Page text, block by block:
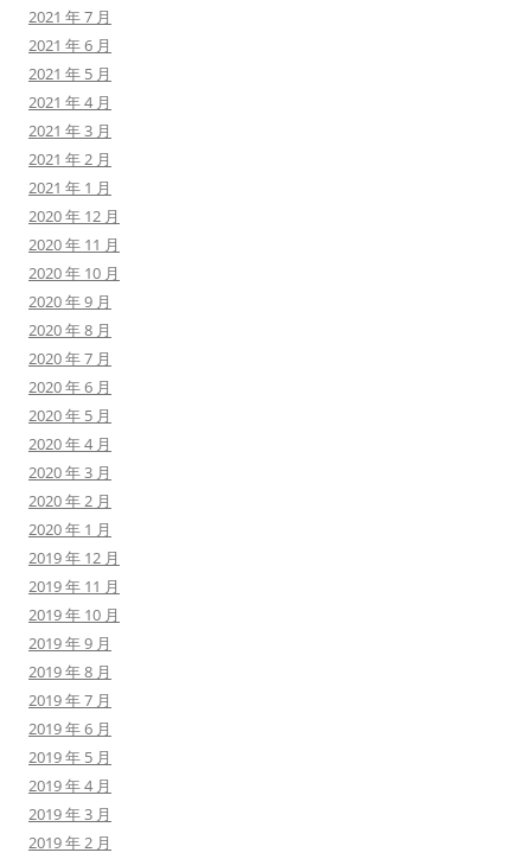
2021 年 7 月
2021 年 6 月
2021 年 5 月
2021 年 4 月
2021 年 3 月
2021 年 2 月
2021 年 1 月
2020 年 12 月
2020 年 11 月
2020 年 10 月
2020 年 9 月
2020 年 8 月
2020 年 7 月
2020 年 6 月
2020 年 5 月
2020 年 4 月
2020 年 3 月
2020 年 2 月
2020 年 1 月
2019 年 12 月
2019 年 11 月
2019 年 10 月
2019 年 9 月
2019 年 8 月
2019 年 7 月
2019 年 6 月
2019 年 5 月
2019 年 4 月
2019 年 3 月
2019 年 2 月